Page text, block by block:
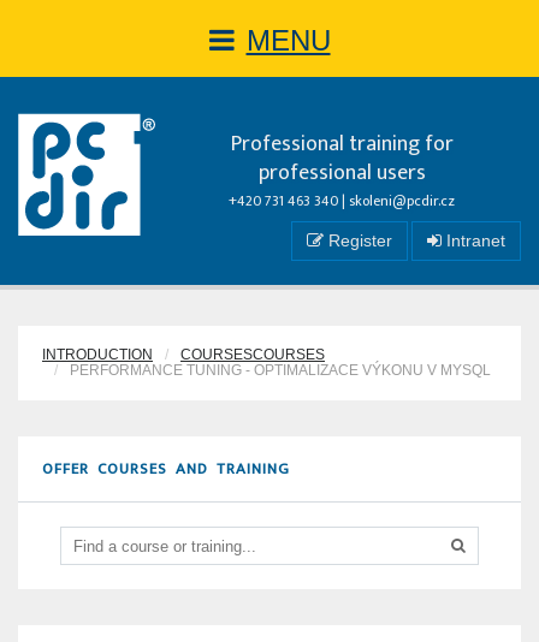
MENU
Professional training for
professional users
+420 731 463 340 | skoleni@pcdir.cz
Register Intranet
INTRODUCTION
COURSESCOURSES
PERFORMANCE TUNING - OPTIMALIZACE VÝKONU V MYSQL
OFFER COURSES AND TRAINING